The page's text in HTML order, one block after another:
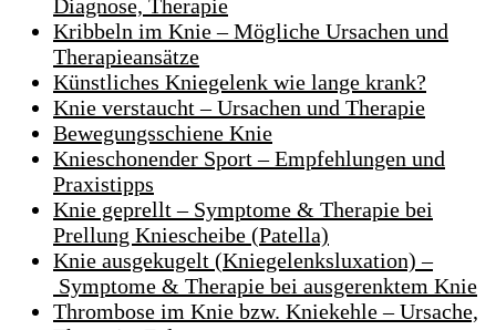
Diagnose, Therapie
Kribbeln im Knie – Mögliche Ursachen und
Therapieansätze
Künstliches Kniegelenk wie lange krank?
Knie verstaucht – Ursachen und Therapie
Bewegungsschiene Knie
Knieschonender Sport – Empfehlungen und
Praxistipps
Knie geprellt – Symptome & Therapie bei
Prellung Kniescheibe (Patella)
Knie ausgekugelt (Kniegelenksluxation) –
Symptome & Therapie bei ausgerenktem Knie
Thrombose im Knie bzw. Kniekehle – Ursache,